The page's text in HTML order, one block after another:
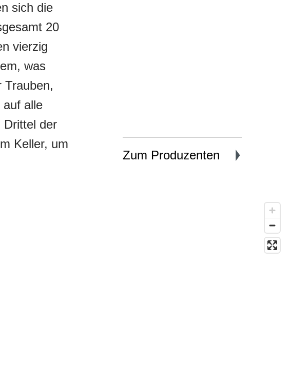
sich die
20
vierzig
was
Trauben,
auf alle
Drittel der
Keller, um
Zum Produzenten